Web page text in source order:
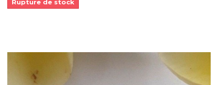
Rupture de stock